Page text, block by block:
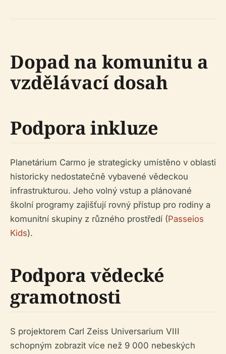
Dopad na komunitu a
vzdělávací dosah
Podpora inkluze
Planetárium Carmo je strategicky umístěno v oblasti
historicky nedostatečně vybavené vědeckou
infrastrukturou. Jeho volný vstup a plánované
školní programy zajišťují rovný přístup pro rodiny a
komunitní skupiny z různého prostředí (Passeios
Kids).
Podpora vědecké
gramotnosti
S projektorem Carl Zeiss Universarium VIII
schopným zobrazit více než 9 000 nebeských